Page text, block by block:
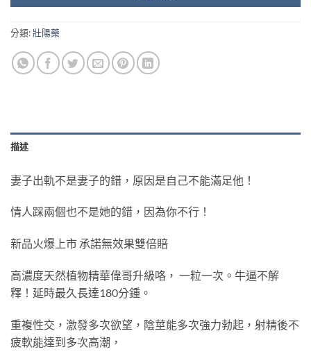
分類:壯陽藥
描述
妻子出軌不是妻子的錯，原因是自己不能滿足他！
情人踩兩個也不是她的錯，因為你不行！
新品火爆上市 承諾無效果雙倍賠
高濃度天然植物精華偉哥升級咯， 一粒一次。牛逼不解
釋！延時最久長達180分鍾。
重複性交，激發多次欲望，陰莖能多次強力勃起，射精後不
疲軟能達到多次高潮，